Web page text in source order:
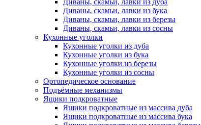
Диваны, скамьи, лавки из дуба
Диваны, скамьи, лавки из бука
Диваны, скамьи, лавки из березы
Диваны, скамьи, лавки из сосны
Кухонные уголки
Кухонные уголки из дуба
Кухонные уголки из бука
Кухонные уголки из березы
Кухонные уголки из сосны
Ортопедическое основание
Подъёмные механизмы
Ящики подкроватные
Ящики подкроватные из массива дуба
Ящики подкроватные из массива бука